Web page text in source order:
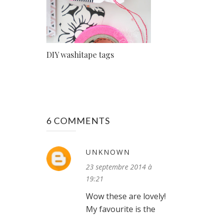
DIY washitape tags
6 COMMENTS
UNKNOWN
23 septembre 2014 à
19:21
Wow these are lovely!
My favourite is the